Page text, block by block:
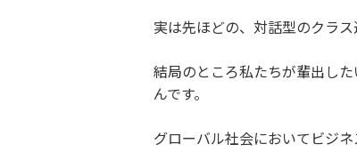
実は先ほどの、対話型のクラス
結局のところ私たちが輩出し
んです。
グローバル社会においてビジ